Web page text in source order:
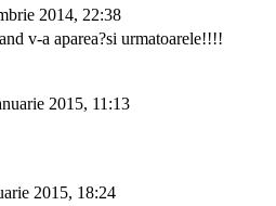
2014, 22:38
v-a aparea?si urmatoarele!!!!
2015, 11:13
2015, 18:24